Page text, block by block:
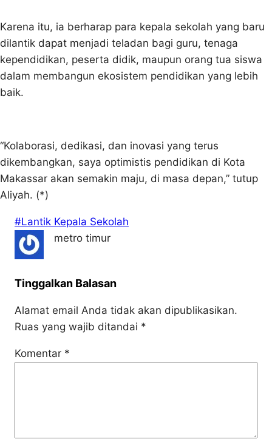
Karena itu, ia berharap para kepala sekolah yang baru
dilantik dapat menjadi teladan bagi guru, tenaga
kependidikan, peserta didik, maupun orang tua siswa
dalam membangun ekosistem pendidikan yang lebih
baik.
“Kolaborasi, dedikasi, dan inovasi yang terus
dikembangkan, saya optimistis pendidikan di Kota
Makassar akan semakin maju, di masa depan,” tutup
Aliyah. (*)
#Lantik Kepala Sekolah
metro timur
Tinggalkan Balasan
Alamat email Anda tidak akan dipublikasikan.
Ruas yang wajib ditandai *
Komentar *